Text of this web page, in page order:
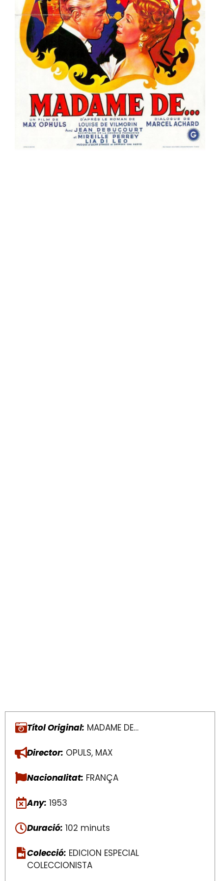
Títol Original: MADAME DE…
Director: OPULS, MAX
Nacionalitat: FRANÇA
Any: 1953
Duració: 102 minuts
Colecció: EDICION ESPECIAL
COLECCIONISTA